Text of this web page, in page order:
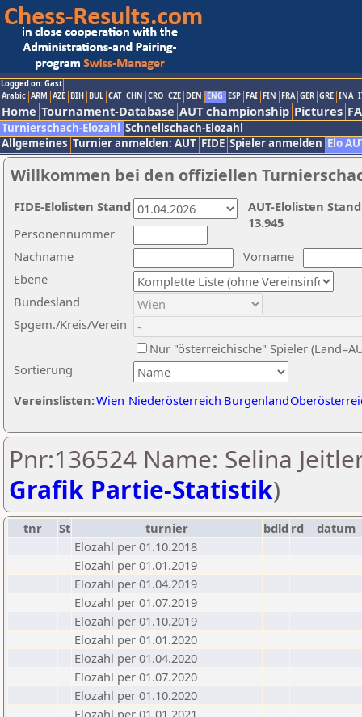
Logged on: Gast
Arabic ARM AZE BIH BUL CAT CHN CRO CZE DEN ENG ESP FAI FIN FRA GER GRE INA
Home Tournament-Database AUT championship Pictures
Turnierschach-Elozahl Schnellschach-Elozahl
Allgemeines Turnier anmelden: AUT FIDE Spieler anmelden Elo
Willkommen bei den offiziellen
Nachname
Vorname
Ebene
Sortierung
Personennummer
Bundesland
Spgem./Kreis/Verein
Nur "österreichische" Spieler
Vereinslisten:Wien Niederösterreich Burgenland
AUT-Elolisten
13.945
FIDE-Elolisten Stand
Pnr:136524 Name: Selina
Grafik Partie-Statistik)
tnr St turnier bdld rd
datum
Elozahl per 01.10.2018
Elozahl per 01.01.2019
Elozahl per 01.04.2019
Elozahl per 01.07.2019
Elozahl per 01.10.2019
Elozahl per 01.01.2020
Elozahl per 01.04.2020
Elozahl per 01.07.2020
Elozahl per 01.10.2020
Elozahl per 01.01.2021